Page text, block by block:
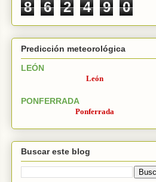
8 6 2 4 9 0
Predicción meteorológica
LEÓN
León
PONFERRADA
Ponferrada
Buscar este blog